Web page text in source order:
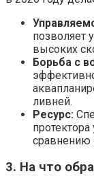
позволяет
высоких
Борьба с
ливней.
Ресурс:
сравнению
3. На что